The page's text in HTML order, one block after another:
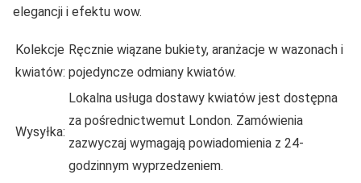
elegancji i efektu wow.
Kolekcje
kwiatów:
Ręcznie wiązane bukiety, aranżacje w wazonach i
pojedyncze odmiany kwiatów.
Wysyłka:
Lokalna usługa dostawy kwiatów jest dostępna
za pośrednictwemut London. Zamówienia
zazwyczaj wymagają powiadomienia z 24-
godzinnym wyprzedzeniem.